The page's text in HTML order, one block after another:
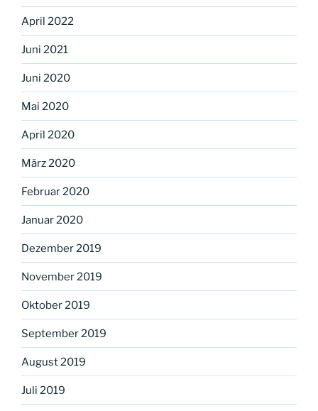
April 2022
Juni 2021
Juni 2020
Mai 2020
April 2020
März 2020
Februar 2020
Januar 2020
Dezember 2019
November 2019
Oktober 2019
September 2019
August 2019
Juli 2019